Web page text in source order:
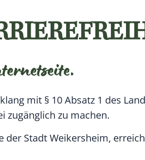
mit § 10 Absatz 1 des
zugänglich zu machen.
der Stadt Weikersheim,